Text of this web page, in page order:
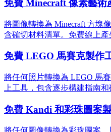
免費 Minecraft 像素藝術
將圖像轉換為 Minecraft 方塊
含確切材料清單。免費線上
免費 LEGO 馬賽克製作
將任何照片轉換為 LEGO 馬
上工具，包含逐步構建指南和
免費 Kandi 和彩珠圖案